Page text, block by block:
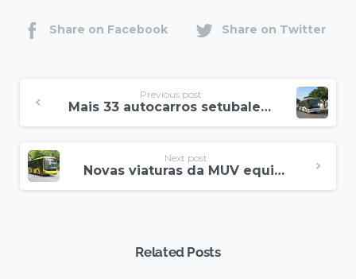
Share on Facebook Share on Twitter
Previous post
Mais 33 autocarros setubalenses equipados com NSS
Next post
Novas viaturas da MUV equipadas com NSS
Related Posts